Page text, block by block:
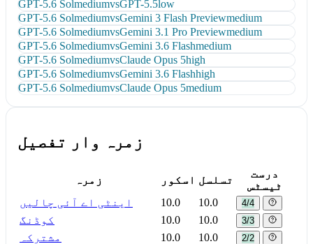
GPT-5.6 SolmediumvsGPT-5.5low
GPT-5.6 SolmediumvsGemini 3 Flash Previewmedium
GPT-5.6 SolmediumvsGemini 3.1 Pro Previewmedium
GPT-5.6 SolmediumvsGemini 3.6 Flashmedium
GPT-5.6 SolmediumvsClaude Opus 5high
GPT-5.6 SolmediumvsGemini 3.6 Flashhigh
GPT-5.6 SolmediumvsClaude Opus 5medium
زمرہ وار تفصیل
زمرہ اسکور تسلسل
درست
ٹیسٹس
اینٹی اے آئی چالیں
10.0 10.0 4/4
کوڈنگ 10.0 10.0 3/3
مشترکہ 10.0 10.0 2/2